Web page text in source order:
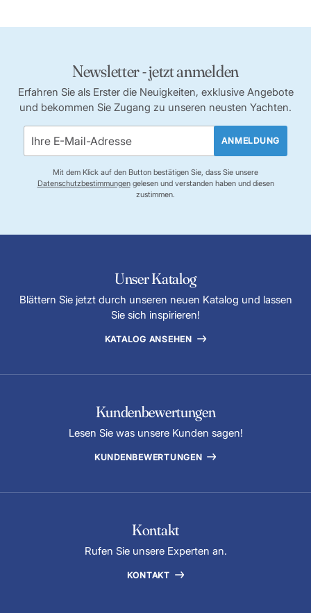
Newsletter - jetzt anmelden
Erfahren Sie als Erster die Neuigkeiten, exklusive Angebote
und bekommen Sie Zugang zu unseren neusten Yachten.
ANMELDUNG
Mit dem Klick auf den Button bestätigen Sie, dass Sie unsere
Datenschutzbestimmungengelesen und verstanden haben und diesen
zustimmen.
Unser Katalog
Blättern Sie jetzt durch unseren neuen Katalog und lassen
Sie sich inspirieren!
KATALOG ANSEHEN
Kundenbewertungen
Lesen Sie was unsere Kunden sagen!
KUNDENBEWERTUNGEN
Kontakt
Rufen Sie unsere Experten an.
KONTAKT